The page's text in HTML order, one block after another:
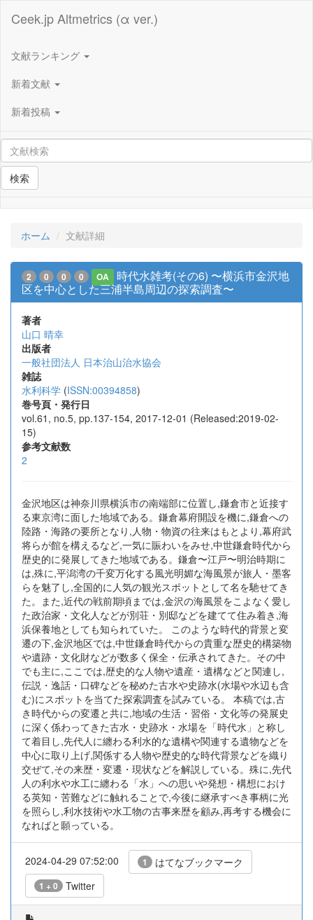
Ceek.jp Altmetrics (α ver.)
文献ランキング
新着文献
新着投稿
検索
ホーム 文献詳細
2 0 0 0 OA
時代水雑考(その6) 〜横浜市金沢地
区を中心とした三浦半島周辺の探索調査〜
著者
山口 晴幸
出版者
一般社団法人 日本治山治水協会
雑誌
水利科学 (ISSN:00394858)
巻号頁・発行日
vol.61, no.5, pp.137-154, 2017-12-01 (Released:2019-02-
15)
参考文献数
2
金沢地区は神奈川県横浜市の南端部に位置し,鎌倉市と近接す
る東京湾に面した地域である。鎌倉幕府開設を機に,鎌倉への
陸路・海路の要所となり,人物・物資の往来はもとより,幕府武
将らが館を構えるなど,一気に賑わいをみせ,中世鎌倉時代から
歴史的に発展してきた地域である。鎌倉〜江戸〜明治時期に
は,殊に,平潟湾の千変万化する風光明媚な海風景が旅人・墨客
らを魅了し,全国的に人気の観光スポットとして名を馳せてき
た。また,近代の戦前期頃までは,金沢の海風景をこよなく愛し
た政治家・文化人などが別荘・別邸などを建てて住み着き,海
浜保養地としても知られていた。 このような時代的背景と変
遷の下,金沢地区では,中世鎌倉時代からの貴重な歴史的構築物
や遺跡・文化財などが数多く保全・伝承されてきた。その中
でも主に,ここでは,歴史的な人物や遺産・遺構などと関連し,
伝説・逸話・口碑などを秘めた古水や史跡水(水場や水辺も含
む)にスポットを当てた探索調査を試みている。 本稿では,古
き時代からの変遷と共に,地域の生活・習俗・文化等の発展史
に深く係わってきた古水・史跡水・水場を「時代水」と称し
て着目し,先代人に纏わる利水的な遺構や関連する遺物などを
中心に取り上げ,関係する人物や歴史的な時代背景などを織り
交ぜて,その来歴・変遷・現状などを解説している。殊に,先代
人の利水や水工に纏わる「水」への思いや発想・構想におけ
る英知・苦難などに触れることで,今後に継承すべき事柄に光
を照らし,利水技術や水工物の古事来歴を顧み,再考する機会に
なればと願っている。
2024-04-29 07:52:00 1 はてなブックマーク
1 + 0 Twitter